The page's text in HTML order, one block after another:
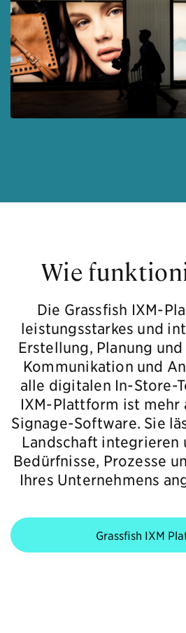
Wie
Die Grassfish IXM-
leistungsstarkes und
Erstellung, Planung
Kommunikation und
alle digitalen In-Store-
IXM-Plattform ist mehr
Signage-Software. Sie
Landschaft integrieren
Bedürfnisse, Prozesse
Ihres Unternehmens
Grassfish IXM